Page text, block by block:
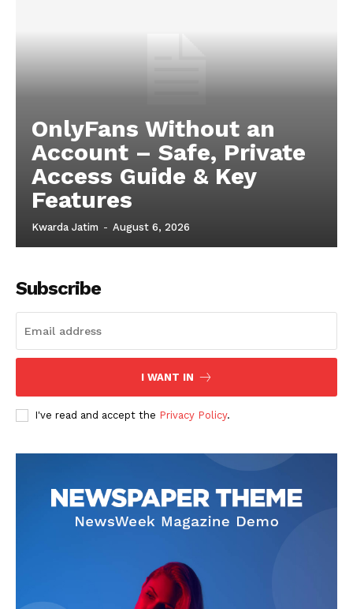
OnlyFans Without an
Account – Safe, Private
Access Guide & Key
Features
Kwarda Jatim - August 6, 2026
Subscribe
I WANT IN
I've read and accept the Privacy Policy.